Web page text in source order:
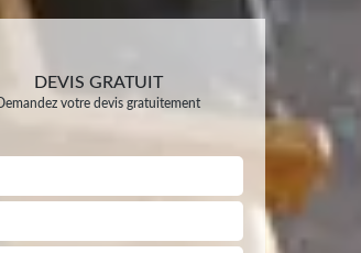
DEVIS GRATUIT
Demandez votre devis gratuitement